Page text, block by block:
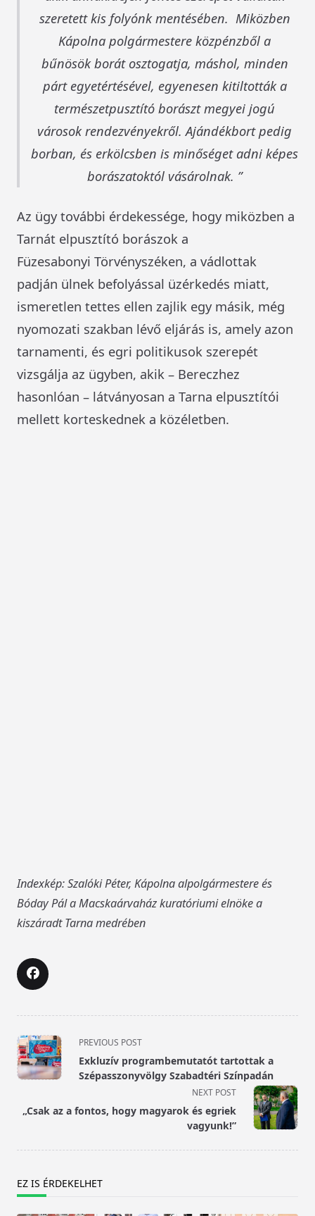
szeretett kis folyónk mentésében. Miközben
Kápolna polgármestere közpénzből a
bűnösök borát osztogatja, máshol, minden
párt egyetértésével, egyenesen kitiltották a
természetpusztító borászt megyei jogú
városok rendezvényekről. Ajándékbort pedig
borban, és erkölcsben is minőséget adni képes
borászatoktól vásárolnak.
Az ügy további érdekessége, hogy miközben a
Tarnát elpusztító borászok a
Füzesabonyi Törvényszéken, a vádlottak
padján ülnek befolyással üzérkedés miatt,
ismeretlen tettes ellen zajlik egy másik, még
nyomozati szakban lévő eljárás is, amely azon
tarnamenti, és egri politikusok szerepét
vizsgálja az ügyben, akik – Bereczhez
hasonlóan – látványosan a Tarna elpusztítói
mellett korteskednek a közéletben.
Indexkép: Szalóki Péter, Kápolna alpolgármestere és
Bóday Pál a Macskaárvaház kuratóriumi elnöke a
kiszáradt Tarna medrében
<span
class="nav-
subtitle
reader-
PREVIOUS POST
Exkluzív programbemutatót tartottak a
Szépasszonyvölgy Szabadtéri Színpadán
NEXT POST
„Csak az a fontos, hogy magyarok és egriek
vagyunk!”
EZ IS ÉRDEKELHET